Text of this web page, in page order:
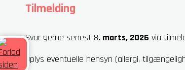
Tilmelding
Svar gerne senest 8. marts, 2026 via
Oplys eventuelle hensyn (allergi,